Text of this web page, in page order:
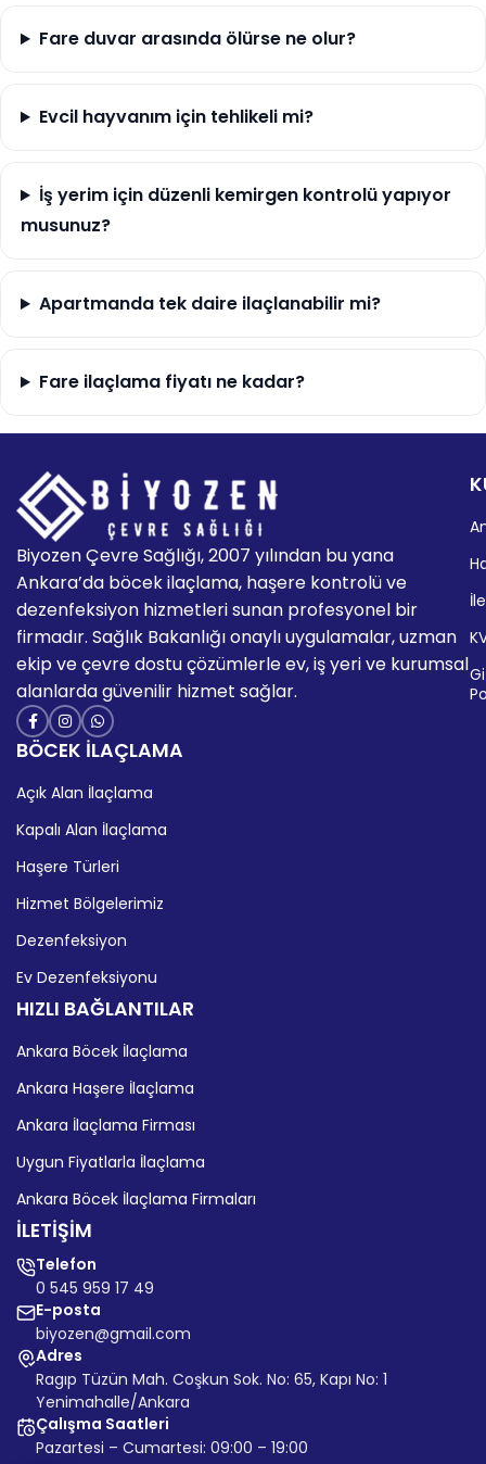
Fare duvar arasında ölürse ne olur?
Evcil hayvanım için tehlikeli mi?
İş yerim için düzenli kemirgen kontrolü yapıyor
musunuz?
Apartmanda tek daire ilaçlanabilir mi?
Fare ilaçlama fiyatı ne kadar?
Biyozen Çevre Sağlığı, 2007 yılından bu yana
Ankara’da böcek ilaçlama, haşere kontrolü ve
dezenfeksiyon hizmetleri sunan profesyonel bir
firmadır. Sağlık Bakanlığı onaylı uygulamalar, uzman
ekip ve çevre dostu çözümlerle ev, iş yeri ve kurumsal
alanlarda güvenilir hizmet sağlar.
BÖCEK İLAÇLAMA
Açık Alan İlaçlama
Kapalı Alan İlaçlama
Haşere Türleri
Hizmet Bölgelerimiz
Dezenfeksiyon
Ev Dezenfeksiyonu
HIZLI BAĞLANTILAR
Ankara Böcek İlaçlama
Ankara Haşere İlaçlama
Ankara İlaçlama Firması
Uygun Fiyatlarla İlaçlama
Ankara Böcek İlaçlama Firmaları
İLETİŞİM
Telefon
0 545 959 17 49
E-posta
biyozen@gmail.com
Adres
Ragıp Tüzün Mah. Coşkun Sok. No: 65, Kapı No: 1
Yenimahalle/Ankara
Çalışma Saatleri
Pazartesi – Cumartesi: 09:00 – 19:00